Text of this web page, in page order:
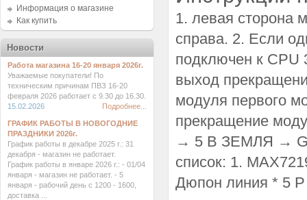
1. левая сторона
справа. 2. Если
подключен к CPU
выход
модуля первого
прекращение
→ 5 В ЗЕМЛЯ →
список: 1.
Дюпон линия * 5 P
Информация о магазине
Как купить
Новости
Работа магазина 16-20 января 2026г.
Уважаемые покупатели! По
техническим причинам ПВЗ 16-20
февраля 2026 работает с 9.30 до 16.30.
15.02.2026
Подробнее...
ГРАФИК РАБОТЫ В НОВОГОДНИЕ
ПРАЗДНИКИ 2026г.
График работы в декабре 2025 г.: 31
декабря - магазин не работает.
График работы в январе 2026 г.: - 01/04
января - магазин не работает. - 5
января - рабочий день с 1200 - 1600,
доставка ...